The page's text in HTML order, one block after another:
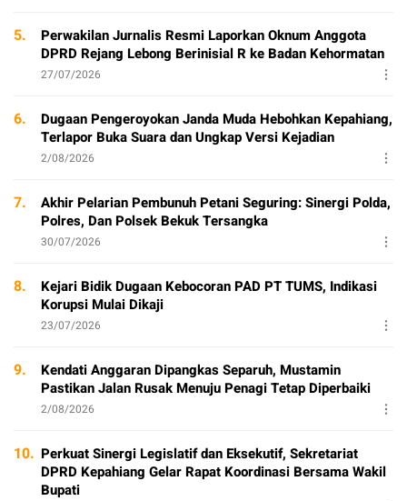
5.
Perwakilan Jurnalis Resmi Laporkan Oknum Anggota
DPRD Rejang Lebong Berinisial R ke Badan Kehormatan
27/07/2026
6.
Dugaan Pengeroyokan Janda Muda Hebohkan Kepahiang,
Terlapor Buka Suara dan Ungkap Versi Kejadian
2/08/2026
7.
Akhir Pelarian Pembunuh Petani Seguring: Sinergi Polda,
Polres, Dan Polsek Bekuk Tersangka
30/07/2026
8.
Kejari Bidik Dugaan Kebocoran PAD PT TUMS, Indikasi
Korupsi Mulai Dikaji
23/07/2026
9.
Kendati Anggaran Dipangkas Separuh, Mustamin
Pastikan Jalan Rusak Menuju Penagi Tetap Diperbaiki
2/08/2026
10. Perkuat Sinergi Legislatif dan Eksekutif, Sekretariat
DPRD Kepahiang Gelar Rapat Koordinasi Bersama Wakil
Bupati